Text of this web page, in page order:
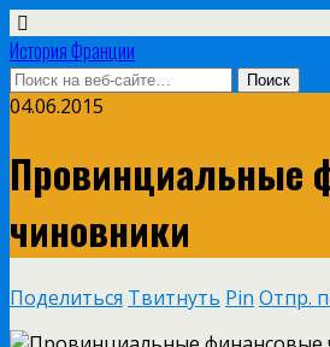
История Франции
04.06.2015
Провинциальные
чиновники
Поделиться Твитнуть Pin Отпр.